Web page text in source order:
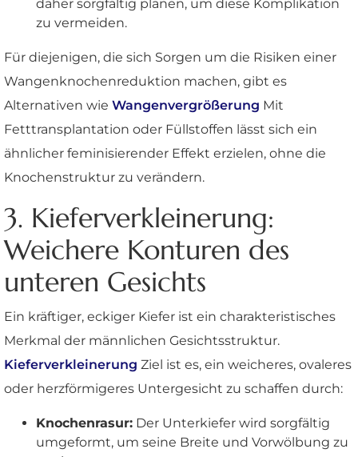
daher sorgfältig planen, um diese Komplikation
zu vermeiden.
Für diejenigen, die sich Sorgen um die Risiken einer
Wangenknochenreduktion machen, gibt es
Alternativen wie Wangenvergrößerung Mit
Fetttransplantation oder Füllstoffen lässt sich ein
ähnlicher feminisierender Effekt erzielen, ohne die
Knochenstruktur zu verändern.
3. Kieferverkleinerung:
Weichere Konturen des
unteren Gesichts
Ein kräftiger, eckiger Kiefer ist ein charakteristisches
Merkmal der männlichen Gesichtsstruktur.
Kieferverkleinerung Ziel ist es, ein weicheres, ovaleres
oder herzförmigeres Untergesicht zu schaffen durch:
Knochenrasur: Der Unterkiefer wird sorgfältig
umgeformt, um seine Breite und Vorwölbung zu